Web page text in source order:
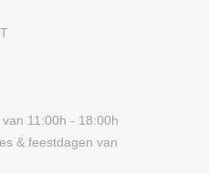
11:00h - 18:00h
& feestdagen van